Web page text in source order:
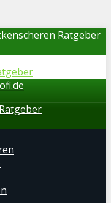
Ratgeber